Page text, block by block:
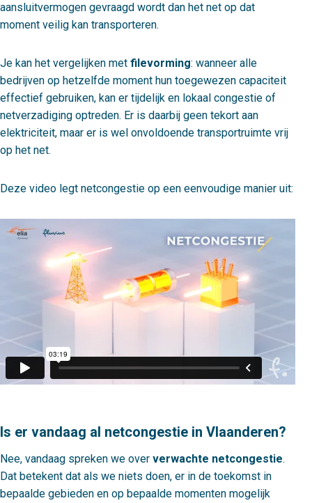
aansluitvermogen gevraagd wordt dan het net op dat
moment veilig kan transporteren.
Je kan het vergelijken met filevorming: wanneer alle
bedrijven op hetzelfde moment hun toegewezen capaciteit
effectief gebruiken, kan er tijdelijk en lokaal congestie of
netverzadiging optreden. Er is daarbij geen tekort aan
elektriciteit, maar er is wel onvoldoende transportruimte vrij
op het net.
Deze video legt netcongestie op een eenvoudige manier uit:
Is er vandaag al netcongestie in Vlaanderen?
Nee, vandaag spreken we over verwachte netcongestie.
Dat betekent dat als we niets doen, er in de toekomst in
bepaalde gebieden en op bepaalde momenten mogelijk